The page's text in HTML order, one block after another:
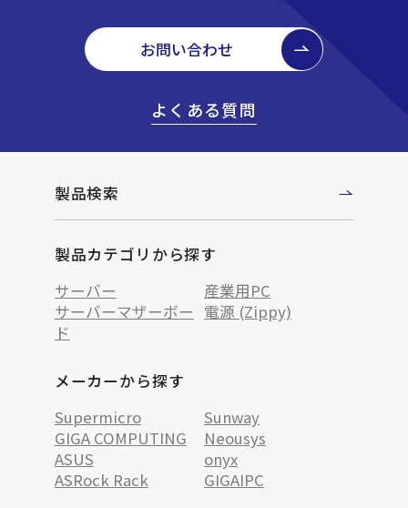
お問い合わせ
よくある質問
製品検索
製品カテゴリから探す
サーバー
産業用PC
サーバーマザーボー
ド
電源 (Zippy)
メーカーから探す
Supermicro
Sunway
GIGA COMPUTING
Neousys
ASUS
onyx
ASRock Rack
GIGAIPC